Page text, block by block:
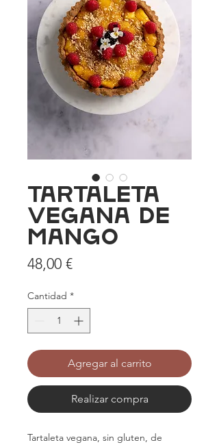
Tartaleta
vegana de
mango
48,00 €Precio
Cantidad *
Agregar al carrito
Realizar compra
Tartaleta vegana, sin gluten, de